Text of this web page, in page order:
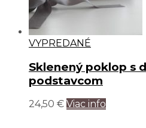
VYPREDANÉ
Sklenený poklop s
podstavcom
24,50 € Viac info